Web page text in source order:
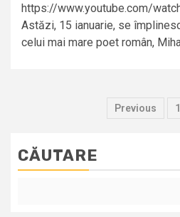
https://www.youtube.com/
Astăzi, 15 ianuarie, se
celui mai mare poet român,
Previous 1
CĂUTARE